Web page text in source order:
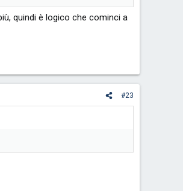
quindi è logico che cominci a
#23